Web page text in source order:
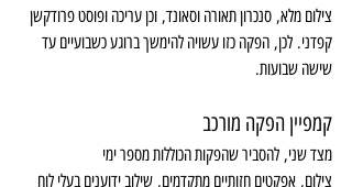
צילום מלא, סנכרון תאורה וסאונד, וכן עריכה ופוסט פרודקשן
קפדני. לכן, הפקה כזו עשויה להימשך ברוגע כשבועיים עד
שישה שבועות.
קמפיין הפקה מורכב
מצד שני, להסביר שהפקות הכוללות מספר ימי
צילום, אפקטים חזותיים מתקדמים, שילוב ידוענים בעלי לוח